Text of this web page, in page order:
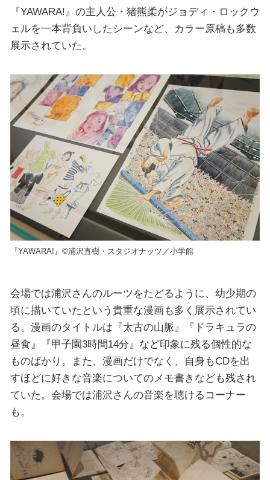
『YAWARA!』の主人公・猪熊柔がジョディ・ロックウ
ェルを一本背負いしたシーンなど、カラー原稿も多数
展示されていた。
『YAWARA!』©浦沢直樹・スタジオナッツ／小学館
会場では浦沢さんのルーツをたどるように、幼少期の
頃に描いていたという貴重な漫画も多く展示されてい
る。漫画のタイトルは『太古の山脈』『ドラキュラの
昼食』『甲子園3時間14分』など印象に残る個性的な
ものばかり。また、漫画だけでなく、自身もCDを出
すほどに好きな音楽についてのメモ書きなども残され
ていた。会場では浦沢さんの音楽を聴けるコーナー
も。